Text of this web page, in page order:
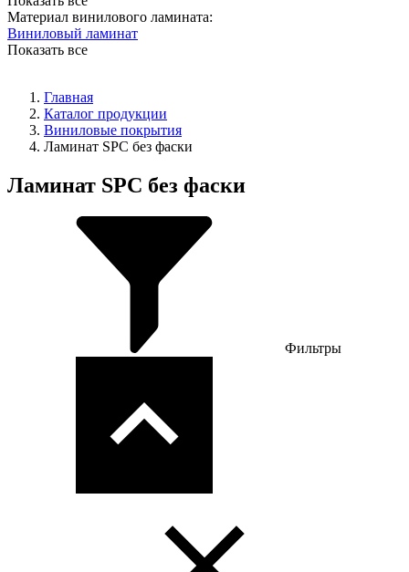
Материал винилового ламината:
Виниловый ламинат
Показать все
Главная
Каталог продукции
Виниловые покрытия
Ламинат SPC без фаски
Ламинат SPC без фаски
Фильтры